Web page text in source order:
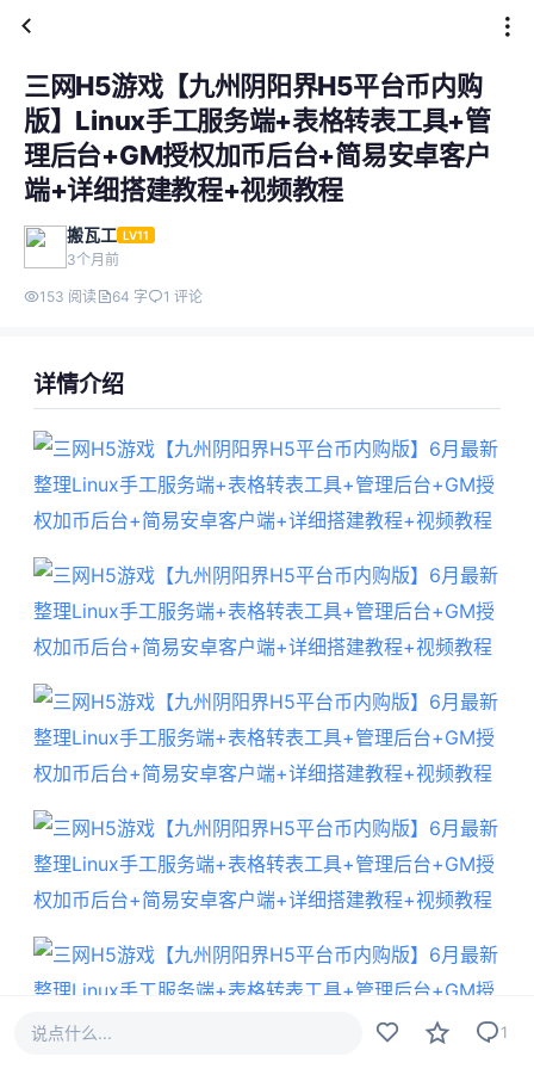
三网H5游戏【九州阴阳界H5平台币内购
版】Linux手工服务端+表格转表工具+管
理后台+GM授权加币后台+简易安卓客户
端+详细搭建教程+视频教程
搬瓦工 LV11
3个月前
153 阅读 64 字 1 评论
详情介绍
说点什么... 1